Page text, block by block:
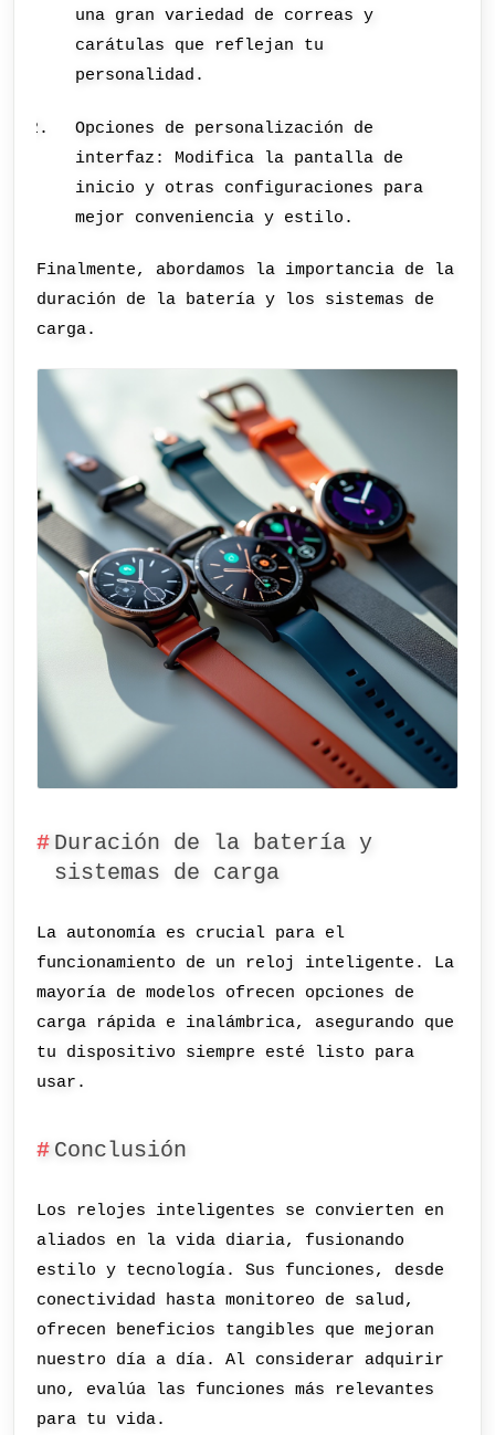
una gran variedad de correas y
carátulas que reflejan tu
personalidad.
Opciones de personalización de
interfaz: Modifica la pantalla de
inicio y otras configuraciones para
mejor conveniencia y estilo.
Finalmente, abordamos la importancia de la
duración de la batería y los sistemas de
carga.
Duración de la batería y
sistemas de carga
La autonomía es crucial para el
funcionamiento de un reloj inteligente. La
mayoría de modelos ofrecen opciones de
carga rápida e inalámbrica, asegurando que
tu dispositivo siempre esté listo para
usar.
Conclusión
Los relojes inteligentes se convierten en
aliados en la vida diaria, fusionando
estilo y tecnología. Sus funciones, desde
conectividad hasta monitoreo de salud,
ofrecen beneficios tangibles que mejoran
nuestro día a día. Al considerar adquirir
uno, evalúa las funciones más relevantes
para tu vida.